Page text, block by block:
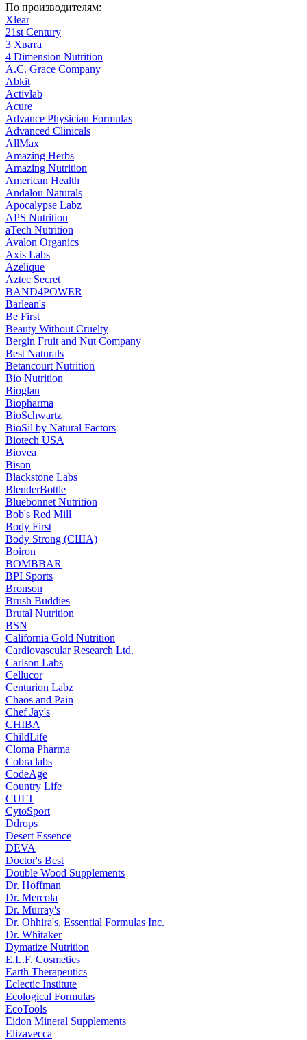
По производителям:
Xlear
21st Century
3 Хвата
4 Dimension Nutrition
A.C. Grace Company
Abkit
Activlab
Acure
Advance Physician Formulas
Advanced Clinicals
AllMax
Amazing Herbs
Amazing Nutrition
American Health
Andalou Naturals
Apocalypse Labz
APS Nutrition
aTech Nutrition
Avalon Organics
Axis Labs
Azelique
Aztec Secret
BAND4POWER
Barlean's
Be First
Beauty Without Cruelty
Bergin Fruit and Nut Company
Best Naturals
Betancourt Nutrition
Bio Nutrition
Bioglan
Biopharma
BioSchwartz
BioSil by Natural Factors
Biotech USA
Biovea
Bison
Blackstone Labs
BlenderBottle
Bluebonnet Nutrition
Bob's Red Mill
Body First
Body Strong (США)
Boiron
BOMBBAR
BPI Sports
Bronson
Brush Buddies
Brutal Nutrition
BSN
California Gold Nutrition
Cardiovascular Research Ltd.
Carlson Labs
Cellucor
Centurion Labz
Chaos and Pain
Chef Jay's
CHIBA
ChildLife
Cloma Pharma
Cobra labs
CodeAge
Country Life
CULT
CytoSport
Ddrops
Desert Essence
DEVA
Doctor's Best
Double Wood Supplements
Dr. Hoffman
Dr. Mercola
Dr. Murray's
Dr. Ohhira's, Essential Formulas Inc.
Dr. Whitaker
Dymatize Nutrition
E.L.F. Cosmetics
Earth Therapeutics
Eclectic Institute
Ecological Formulas
EcoTools
Eidon Mineral Supplements
Elizavecca